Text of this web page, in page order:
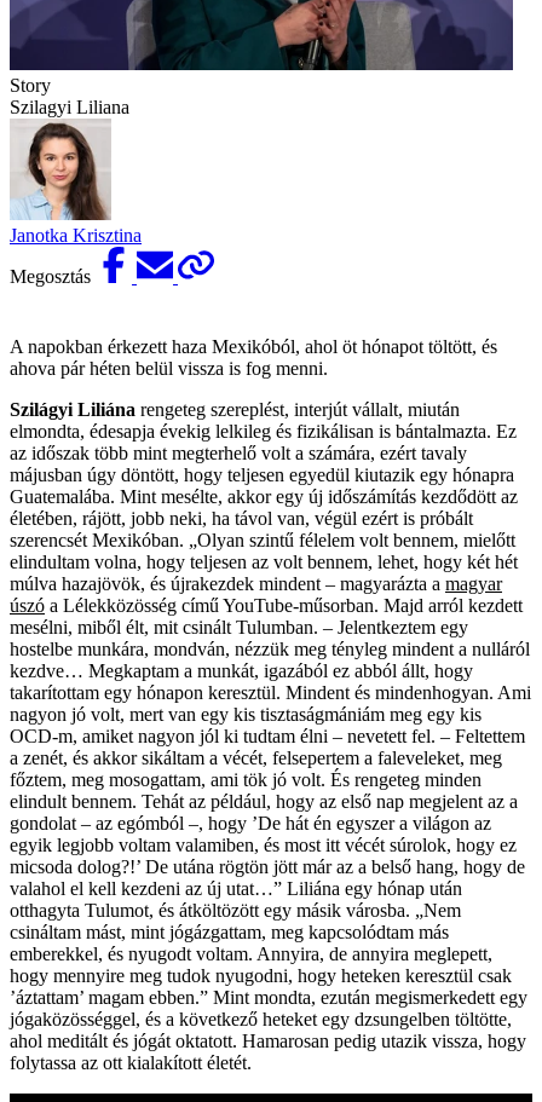
Story
Szilagyi Liliana
Janotka Krisztina
Megosztás
A napokban érkezett haza Mexikóból, ahol öt hónapot töltött, és
ahova pár héten belül vissza is fog menni.
Szilágyi Liliána rengeteg szereplést, interjút vállalt, miután
elmondta, édesapja évekig lelkileg és fizikálisan is bántalmazta. Ez
az időszak több mint megterhelő volt a számára, ezért tavaly
májusban úgy döntött, hogy teljesen egyedül kiutazik egy hónapra
Guatemalába. Mint mesélte, akkor egy új időszámítás kezdődött az
életében, rájött, jobb neki, ha távol van, végül ezért is próbált
szerencsét Mexikóban. „Olyan szintű félelem volt bennem, mielőtt
elindultam volna, hogy teljesen az volt bennem, lehet, hogy két hét
múlva hazajövök, és újrakezdek mindent – magyarázta a magyar
úszó a Lélekközösség című YouTube-műsorban. Majd arról kezdett
mesélni, miből élt, mit csinált Tulumban. – Jelentkeztem egy
hostelbe munkára, mondván, nézzük meg tényleg mindent a nulláról
kezdve… Megkaptam a munkát, igazából ez abból állt, hogy
takarítottam egy hónapon keresztül. Mindent és mindenhogyan. Ami
nagyon jó volt, mert van egy kis tisztaságmániám meg egy kis
OCD-m, amiket nagyon jól ki tudtam élni – nevetett fel. – Feltettem
a zenét, és akkor sikáltam a vécét, felsepertem a faleveleket, meg
főztem, meg mosogattam, ami tök jó volt. És rengeteg minden
elindult bennem. Tehát az például, hogy az első nap megjelent az a
gondolat – az egómból –, hogy ’De hát én egyszer a világon az
egyik legjobb voltam valamiben, és most itt vécét súrolok, hogy ez
micsoda dolog?!’ De utána rögtön jött már az a belső hang, hogy de
valahol el kell kezdeni az új utat…” Liliána egy hónap után
otthagyta Tulumot, és átköltözött egy másik városba. „Nem
csináltam mást, mint jógázgattam, meg kapcsolódtam más
emberekkel, és nyugodt voltam. Annyira, de annyira meglepett,
hogy mennyire meg tudok nyugodni, hogy heteken keresztül csak
’áztattam’ magam ebben.” Mint mondta, ezután megismerkedett egy
jógaközösséggel, és a következő heteket egy dzsungelben töltötte,
ahol meditált és jógát oktatott. Hamarosan pedig utazik vissza, hogy
folytassa az ott kialakított életét.